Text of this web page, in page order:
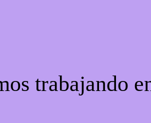
trabajando